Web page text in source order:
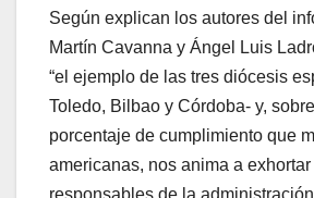
Según explican los autores del
Martín Cavanna y Ángel Luis
“el ejemplo de las tres diócesis
Toledo, Bilbao y Córdoba- y,
porcentaje de cumplimiento que
americanas, nos anima a
responsables de la